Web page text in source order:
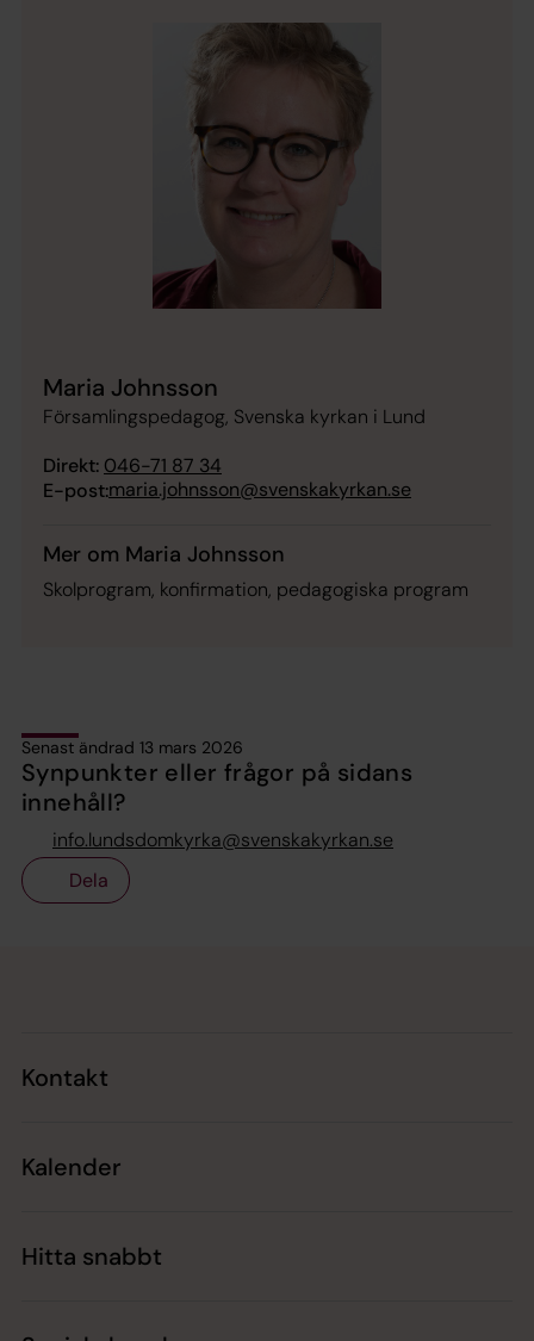
Maria Johnsson
Församlingspedagog, Svenska kyrkan i Lund
Direkt: 046-71 87 34
E-post:maria.johnsson@svenskakyrkan.se
Mer om Maria Johnsson
Skolprogram, konfirmation, pedagogiska program
Senast ändrad 13 mars 2026
Synpunkter eller frågor på sidans
innehåll?
info.lundsdomkyrka@svenskakyrkan.se
Dela
Kontakt
Kalender
Hitta snabbt